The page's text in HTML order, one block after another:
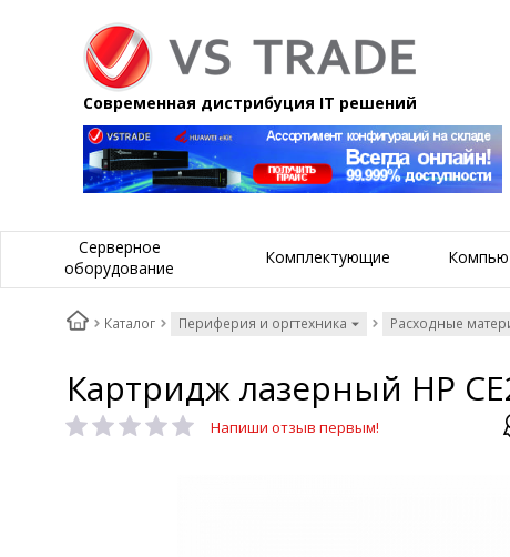
Современная дистрибуция IT решений
Серверное
оборудование
Комплектующие
Каталог Периферия и оргтехника Расходные
Картридж лазерный HP
Напиши отзыв первым!